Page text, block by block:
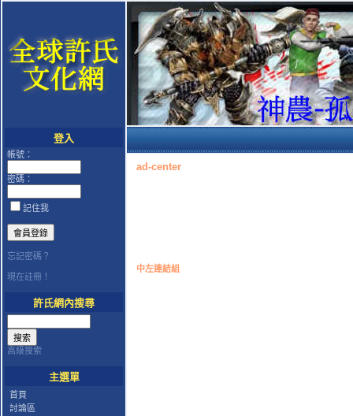
登入
帳號：
密碼：
記住我
忘記密碼？
現在註冊！
許氏網內搜尋
高級搜索
主選單
首頁
討論區
ad-center
中左連結組